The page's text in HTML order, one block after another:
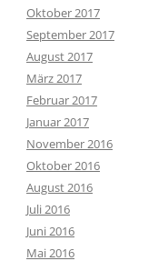
Oktober 2017
September 2017
August 2017
März 2017
Februar 2017
Januar 2017
November 2016
Oktober 2016
August 2016
Juli 2016
Juni 2016
Mai 2016